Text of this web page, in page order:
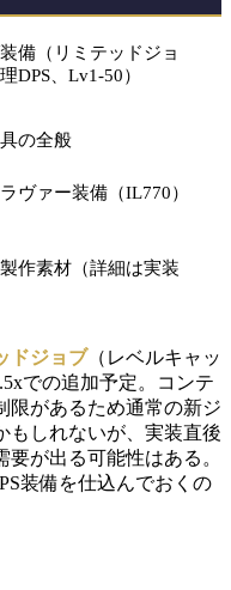
備（リミテッドジョ
DPS、Lv1-50）
の全般
ヴァー装備（IL770）
作素材（詳細は実装
ドジョブ（レベルキャッ
での追加予定。コンテ
限があるため通常の新ジ
もしれないが、実装直後
が出る可能性はある。
装備を仕込んでおくの